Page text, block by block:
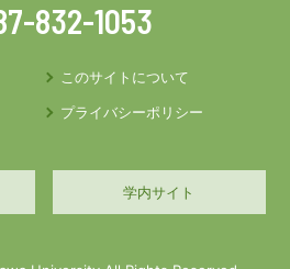
832-1053
このサイトについて
プライバシーポリシー
学内サイト